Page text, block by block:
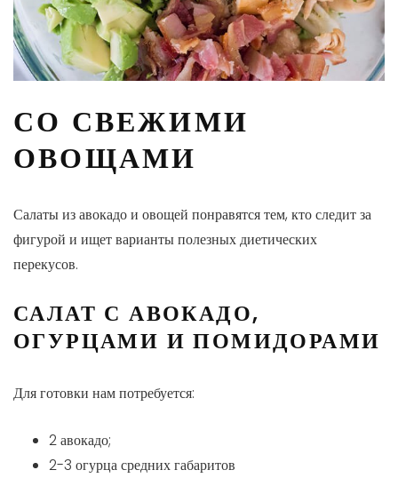
СО СВЕЖИМИ
ОВОЩАМИ
Салаты из авокадо и овощей понравятся тем, кто следит за
фигурой и ищет варианты полезных диетических
перекусов.
САЛАТ С АВОКАДО,
ОГУРЦАМИ И ПОМИДОРАМИ
Для готовки нам потребуется:
2 авокадо;
2-3 огурца средних габаритов